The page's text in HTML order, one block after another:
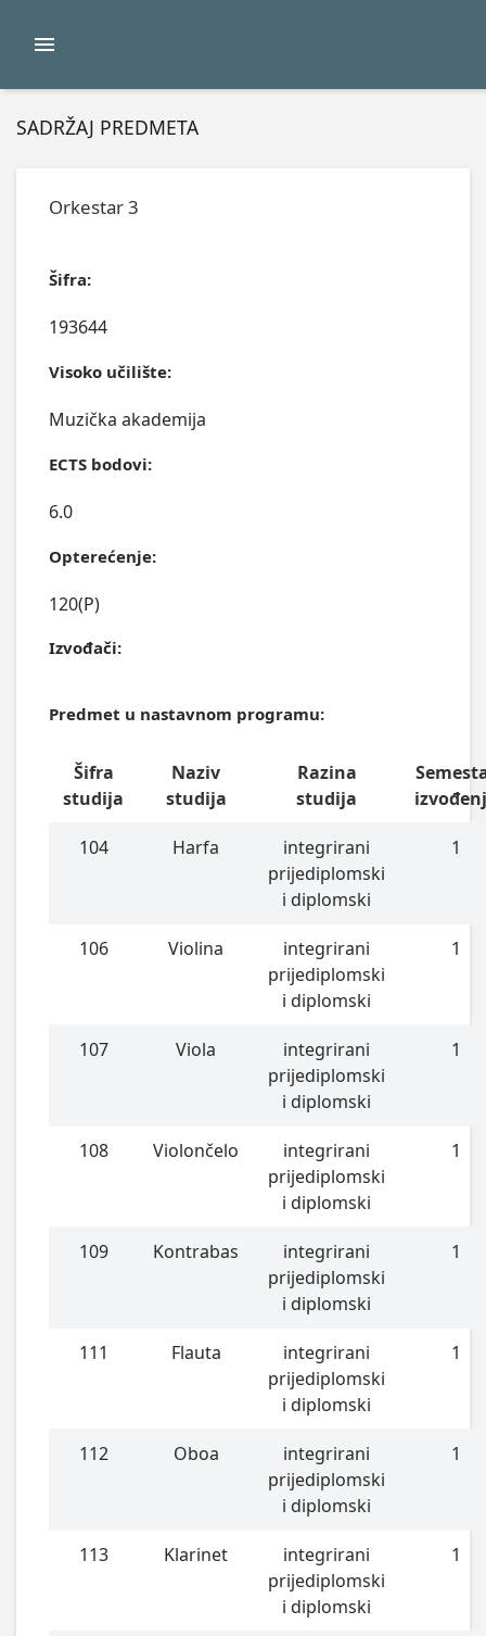
SADRŽAJ PREDMETA
Orkestar 3
Šifra:
193644
Visoko učilište:
Muzička akademija
ECTS bodovi:
6.0
Opterećenje:
120(P)
Izvođači:
Predmet u nastavnom programu:
Šifra
studija
Naziv
studija
Razina
studija
104 Harfa
integrirani
prijediplomski
i diplomski
1
106 Violina
integrirani
prijediplomski
i diplomski
1
107 Viola
integrirani
prijediplomski
i diplomski
1
108 Violončelo
integrirani
prijediplomski
i diplomski
1
109 Kontrabas
integrirani
prijediplomski
i diplomski
1
111 Flauta
integrirani
prijediplomski
i diplomski
1
112 Oboa
integrirani
prijediplomski
i diplomski
1
113 Klarinet
integrirani
prijediplomski
i diplomski
1